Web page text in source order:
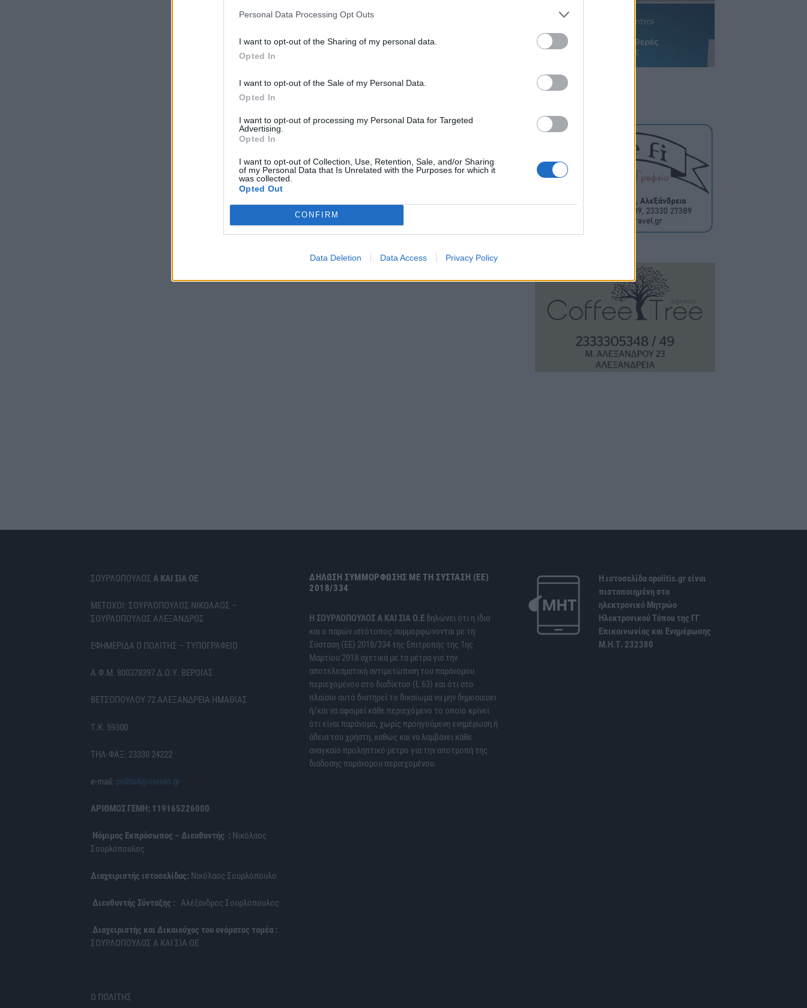
Personal Data Processing Opt Outs
I want to opt-out of the Sharing of my personal data.
Opted In
I want to opt-out of the Sale of my Personal Data.
Opted In
I want to opt-out of processing my Personal Data for Targeted
Advertising.
Opted In
I want to opt-out of Collection, Use, Retention, Sale, and/or Sharing
of my Personal Data that Is Unrelated with the Purposes for which it
was collected.
Opted Out
CONFIRM
Data Deletion Data Access Privacy Policy
ΣΟΥΡΛΟΠΟΥΛΟΣ Α ΚΑΙ ΣΙΑ ΟΕ
ΜΕΤΟΧΟΙ: ΣΟΥΡΛΟΠΟΥΛΟΣ ΝΙΚΟΛΑΟΣ –
ΣΟΥΡΛΟΠΟΥΛΟΣ ΑΛΕΞΑΝΔΡΟΣ
ΕΦΗΜΕΡΙΔΑ Ο ΠΟΛΙΤΗΣ – ΤΥΠΟΓΡΑΦΕΙΟ
Α.Φ.Μ. 800378397 Δ.Ο.Υ. ΒΕΡΟΙΑΣ
ΒΕΤΣΟΠΟΥΛΟΥ 72 ΑΛΕΞΑΝΔΡΕΙΑ ΗΜΑΘΙΑΣ
Τ.Κ. 59300
ΤΗΛ-ΦΑΞ: 23330 24222
e-mail: politis6@otenet.gr
ΑΡΙΘΜΟΣ ΓΕΜΗ: 119165226000
Νόμιμος Εκπρόσωπος – Διευθυντής : Νικόλαος
Σουρλόπουλος
Διαχειριστής ιστοσελίδας: Νικόλαος Σουρλόπουλο
Διευθυντής Σύνταξης : Αλέξανδρος Σουρλόπουλος
Διαχειριστής και Δικαιούχος του ονόματος τομέα :
ΣΟΥΡΛΟΠΟΥΛΟΣ Α ΚΑΙ ΣΙΑ ΟΕ
Ο ΠΟΛΙΤΗΣ
ΔΉΛΩΣΗ ΣΥΜΜΌΡΦΩΣΗΣ ΜΕ ΤΗ ΣΎΣΤΑΣΗ (ΕΕ)
2018/334
H ΣΟΥΡΛΟΠΟΥΛΟΣ Α ΚΑΙ ΣΙΑ Ο.Ε δηλώνει ότι η ίδια
και ο παρών ιστότοπος συμμορφώνονται με τη
Σύσταση (ΕΕ) 2018/334 της Επιτροπής της 1ης
Μαρτίου 2018 σχετικά με τα μέτρα για την
αποτελεσματική αντιμετώπιση του παράνομου
περιεχομένου στο διαδίκτυο (L 63) και ότι στο
πλαίσιο αυτό διατηρεί το δικαίωμα να μην δημοσιεύει
ή/και να αφαιρεί κάθε περιεχόμενο το οποίο κρίνει
ότι είναι παράνομο, χωρίς προηγούμενη ενημέρωση ή
άδεια του χρήστη, καθώς και να λαμβάνει κάθε
αναγκαίο προληπτικό μέτρο για την αποτροπή της
διάδοσης παράνομου περιεχομένου.
Η ιστοσελίδα opolitis.gr είναι
πιστοποιημένη στο
ηλεκτρονικό Μητρώο
Ηλεκτρονικού Τύπου της ΓΓ
Επικοινωνίας και Ενημέρωσης
Μ.Η.Τ. 232380